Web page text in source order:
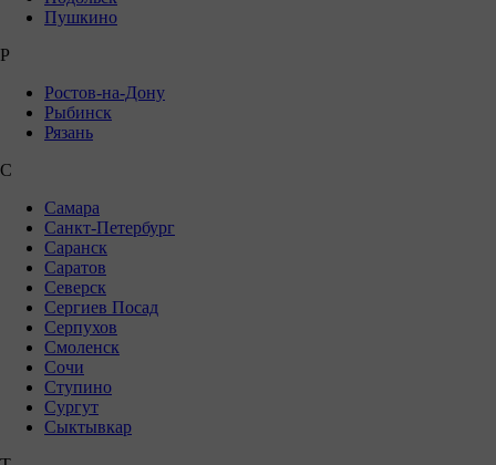
Пушкино
Р
Ростов-на-Дону
Рыбинск
Рязань
С
Самара
Санкт-Петербург
Саранск
Саратов
Северск
Сергиев Посад
Серпухов
Смоленск
Сочи
Ступино
Сургут
Сыктывкар